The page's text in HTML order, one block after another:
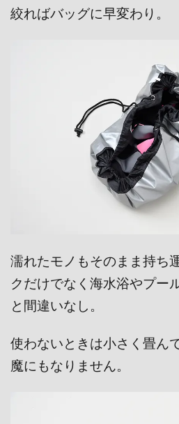
絞ればバッグに早変わり。
濡れたモノもそのまま持ち
クだけでなく海水浴やプー
と間違いなし。
使わないときは小さく畳ん
魔にもなりません。